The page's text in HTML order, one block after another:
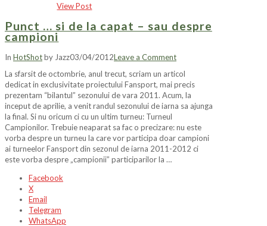
View Post
Punct … si de la capat – sau despre
campioni
In HotShotby Jazz03/04/2012Leave a Comment
La sfarsit de octombrie, anul trecut, scriam un articol
dedicat in exclusivitate proiectului Fansport, mai precis
prezentam “bilantul” sezonului de vara 2011. Acum, la
inceput de aprilie, a venit randul sezonului de iarna sa ajunga
la final. Si nu oricum ci cu un ultim turneu: Turneul
Campionilor. Trebuie neaparat sa fac o precizare: nu este
vorba despre un turneu la care vor participa doar campioni
ai turneelor Fansport din sezonul de iarna 2011-2012 ci
este vorba despre „campionii” participarilor la …
Facebook
X
Email
Telegram
WhatsApp